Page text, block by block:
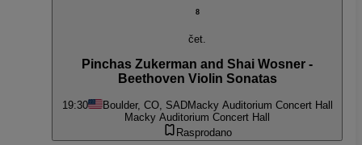
8
čet.
Pinchas Zukerman and Shai Wosner -
Beethoven Violin Sonatas
19:30 Boulder, CO, SADMacky Auditorium Concert Hall
Macky Auditorium Concert Hall
Rasprodano